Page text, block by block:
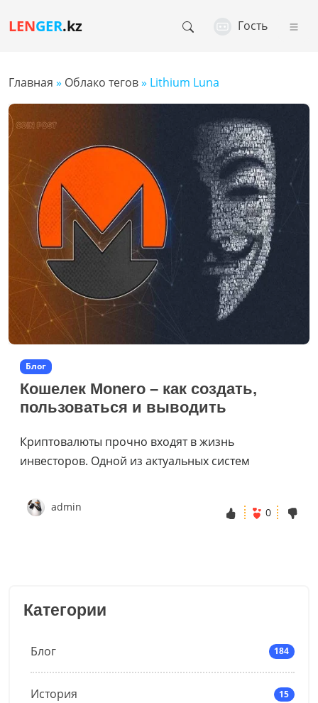
LENGER.kz Гость
Категории
Блог 184
История 15
Главная » Облако тегов» Lithium Luna
Блог
Кошелек Monero – как создать,
пользоваться и выводить
Криптовалюты прочно входят в жизнь
инвесторов. Одной из актуальных систем
admin 0